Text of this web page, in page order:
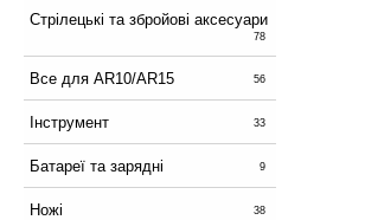
Стрілецькі та збройові аксесуари
78
Все для AR10/AR15 56
Інструмент 33
Батареї та зарядні 9
Ножі 38